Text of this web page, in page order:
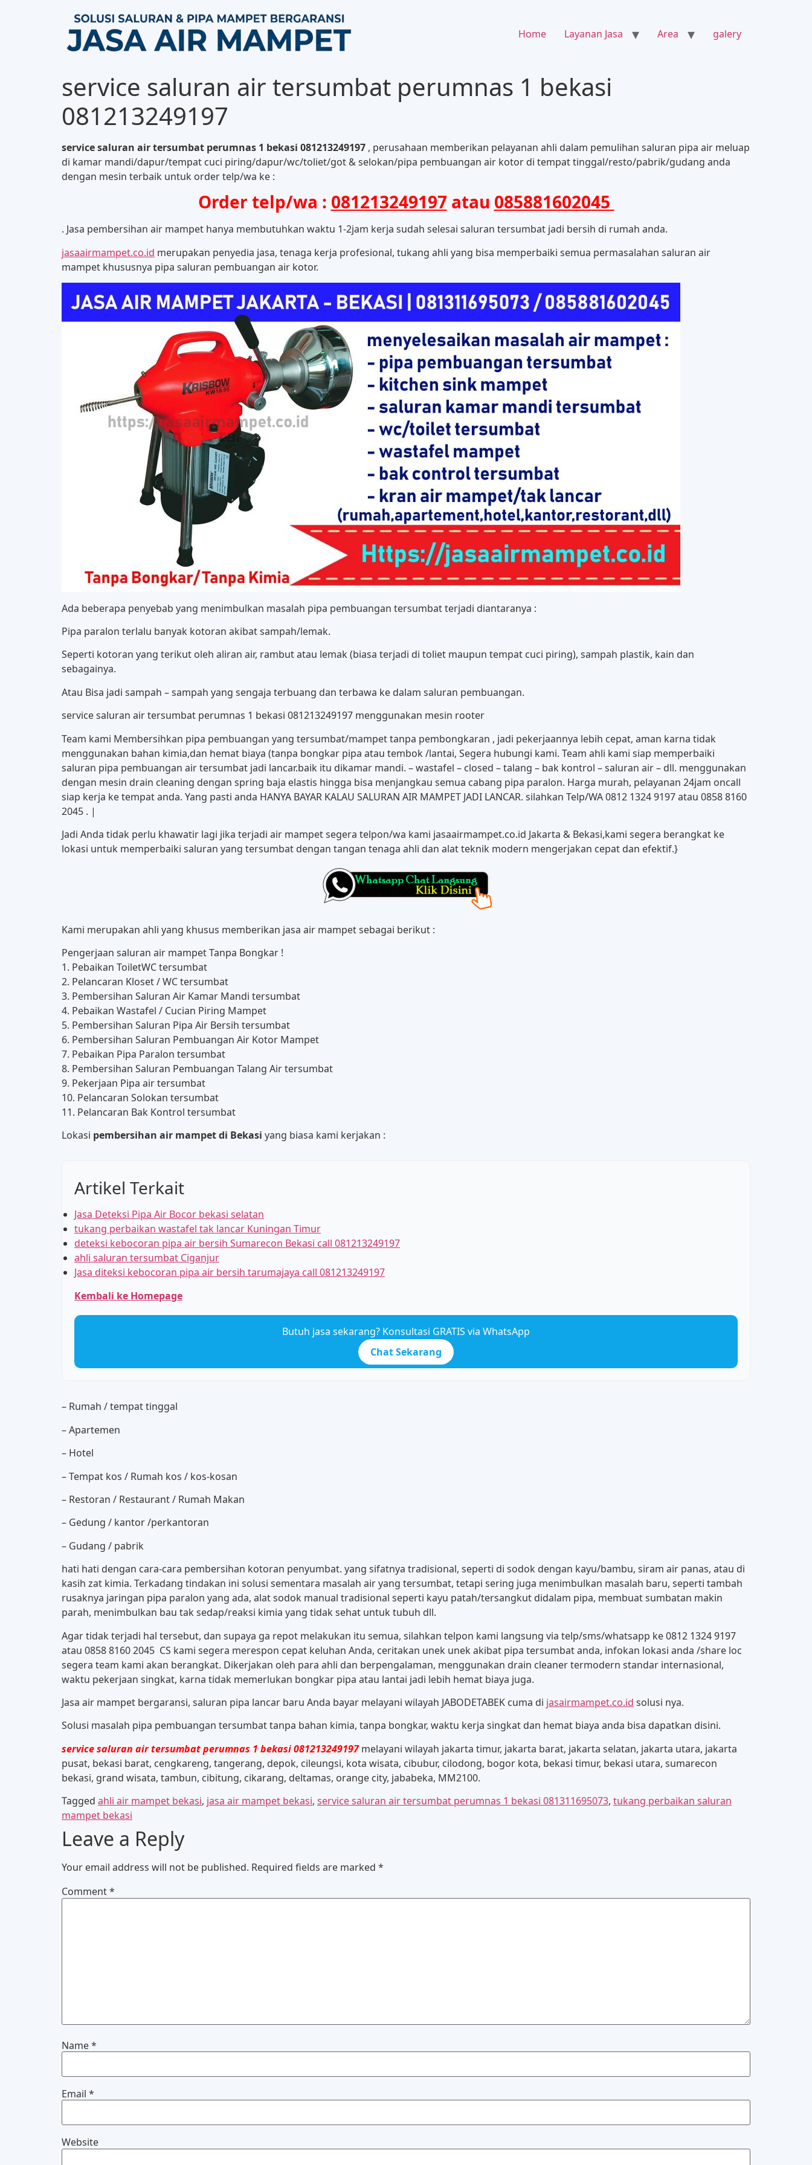
Home Layanan Jasa Area galery
service saluran air tersumbat perumnas 1 bekasi
081213249197
service saluran air tersumbat perumnas 1 bekasi 081213249197 , perusahaan memberikan pelayanan ahli dalam pemulihan saluran pipa air meluap
di kamar mandi/dapur/tempat cuci piring/dapur/wc/toliet/got & selokan/pipa pembuangan air kotor di tempat tinggal/resto/pabrik/gudang anda
dengan mesin terbaik untuk order telp/wa ke :
Order telp/wa : 081213249197atau 085881602045
. Jasa pembersihan air mampet hanya membutuhkan waktu 1-2jam kerja sudah selesai saluran tersumbat jadi bersih di rumah anda.
jasaairmampet.co.id merupakan penyedia jasa, tenaga kerja profesional, tukang ahli yang bisa memperbaiki semua permasalahan saluran air
mampet khususnya pipa saluran pembuangan air kotor.
Ada beberapa penyebab yang menimbulkan masalah pipa pembuangan tersumbat terjadi diantaranya :
Pipa paralon terlalu banyak kotoran akibat sampah/lemak.
Seperti kotoran yang terikut oleh aliran air, rambut atau lemak (biasa terjadi di toliet maupun tempat cuci piring), sampah plastik, kain dan
sebagainya.
Atau Bisa jadi sampah – sampah yang sengaja terbuang dan terbawa ke dalam saluran pembuangan.
service saluran air tersumbat perumnas 1 bekasi 081213249197 menggunakan mesin rooter
Team kami Membersihkan pipa pembuangan yang tersumbat/mampet tanpa pembongkaran , jadi pekerjaannya lebih cepat, aman karna tidak
menggunakan bahan kimia,dan hemat biaya (tanpa bongkar pipa atau tembok /lantai, Segera hubungi kami. Team ahli kami siap memperbaiki
saluran pipa pembuangan air tersumbat jadi lancar.baik itu dikamar mandi. – wastafel – closed – talang – bak kontrol – saluran air – dll. menggunakan
dengan mesin drain cleaning dengan spring baja elastis hingga bisa menjangkau semua cabang pipa paralon. Harga murah, pelayanan 24jam oncall
siap kerja ke tempat anda. Yang pasti anda HANYA BAYAR KALAU SALURAN AIR MAMPET JADI LANCAR. silahkan Telp/WA 0812 1324 9197 atau 0858 8160
2045 . |
Jadi Anda tidak perlu khawatir lagi jika terjadi air mampet segera telpon/wa kami jasaairmampet.co.id Jakarta & Bekasi,kami segera berangkat ke
lokasi untuk memperbaiki saluran yang tersumbat dengan tangan tenaga ahli dan alat teknik modern mengerjakan cepat dan efektif.}
Kami merupakan ahli yang khusus memberikan jasa air mampet sebagai berikut :
Pengerjaan saluran air mampet Tanpa Bongkar !
1. Pebaikan ToiletWC tersumbat
2. Pelancaran Kloset / WC tersumbat
3. Pembersihan Saluran Air Kamar Mandi tersumbat
4. Pebaikan Wastafel / Cucian Piring Mampet
5. Pembersihan Saluran Pipa Air Bersih tersumbat
6. Pembersihan Saluran Pembuangan Air Kotor Mampet
7. Pebaikan Pipa Paralon tersumbat
8. Pembersihan Saluran Pembuangan Talang Air tersumbat
9. Pekerjaan Pipa air tersumbat
10. Pelancaran Solokan tersumbat
11. Pelancaran Bak Kontrol tersumbat
Lokasi pembersihan air mampet di Bekasi yang biasa kami kerjakan :
Artikel Terkait
Jasa Deteksi Pipa Air Bocor bekasi selatan
tukang perbaikan wastafel tak lancar Kuningan Timur
deteksi kebocoran pipa air bersih Sumarecon Bekasi call 081213249197
ahli saluran tersumbat Ciganjur
Jasa diteksi kebocoran pipa air bersih tarumajaya call 081213249197
Kembali ke Homepage
Butuh jasa sekarang? Konsultasi GRATIS via WhatsApp
Chat Sekarang
– Rumah / tempat tinggal
– Apartemen
– Hotel
– Tempat kos / Rumah kos / kos-kosan
– Restoran / Restaurant / Rumah Makan
– Gedung / kantor /perkantoran
– Gudang / pabrik
hati hati dengan cara-cara pembersihan kotoran penyumbat. yang sifatnya tradisional, seperti di sodok dengan kayu/bambu, siram air panas, atau di
kasih zat kimia. Terkadang tindakan ini solusi sementara masalah air yang tersumbat, tetapi sering juga menimbulkan masalah baru, seperti tambah
rusaknya jaringan pipa paralon yang ada, alat sodok manual tradisional seperti kayu patah/tersangkut didalam pipa, membuat sumbatan makin
parah, menimbulkan bau tak sedap/reaksi kimia yang tidak sehat untuk tubuh dll.
Agar tidak terjadi hal tersebut, dan supaya ga repot melakukan itu semua, silahkan telpon kami langsung via telp/sms/whatsapp ke 0812 1324 9197
atau 0858 8160 2045 CS kami segera merespon cepat keluhan Anda, ceritakan unek unek akibat pipa tersumbat anda, infokan lokasi anda /share loc
segera team kami akan berangkat. Dikerjakan oleh para ahli dan berpengalaman, menggunakan drain cleaner termodern standar internasional,
waktu pekerjaan singkat, karna tidak memerlukan bongkar pipa atau lantai jadi lebih hemat biaya juga.
Jasa air mampet bergaransi, saluran pipa lancar baru Anda bayar melayani wilayah JABODETABEK cuma di jasairmampet.co.id solusi nya.
Solusi masalah pipa pembuangan tersumbat tanpa bahan kimia, tanpa bongkar, waktu kerja singkat dan hemat biaya anda bisa dapatkan disini.
service saluran air tersumbat perumnas 1 bekasi 081213249197melayani wilayah jakarta timur, jakarta barat, jakarta selatan, jakarta utara, jakarta
pusat, bekasi barat, cengkareng, tangerang, depok, cileungsi, kota wisata, cibubur, cilodong, bogor kota, bekasi timur, bekasi utara, sumarecon
bekasi, grand wisata, tambun, cibitung, cikarang, deltamas, orange city, jababeka, MM2100.
Tagged ahli air mampet bekasi, jasa air mampet bekasi, service saluran air tersumbat perumnas 1 bekasi 081311695073, tukang perbaikan saluran
mampet bekasi
Leave a Reply
Your email address will not be published. Required fields are marked *
Comment*
Name*
Email *
Website